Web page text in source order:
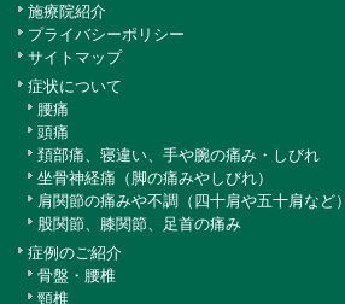
施療院紹介
プライバシーポリシー
サイトマップ
症状について
腰痛
頭痛
頚部痛、寝違い、手や腕の痛み・しびれ
坐骨神経痛（脚の痛みやしびれ）
肩関節の痛みや不調（四十肩や五十肩など）
股関節、膝関節、足首の痛み
症例のご紹介
骨盤・腰椎
頸椎